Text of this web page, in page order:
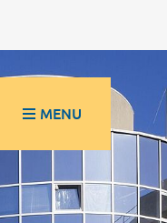
MENU